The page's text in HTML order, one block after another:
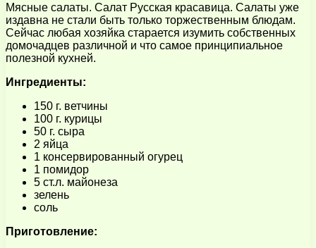
Мясные салаты. Салат Русская красавица. Салаты уже
издавна не стали быть только торжественным блюдам.
Сейчас любая хозяйка старается изумить собственных
домочадцев различной и что самое принципиальное
полезной кухней.
Ингредиенты:
150 г. ветчины
100 г. курицы
50 г. сыра
2 яйца
1 консервированный огурец
1 помидор
5 ст.л. майонеза
зелень
соль
Приготовление: